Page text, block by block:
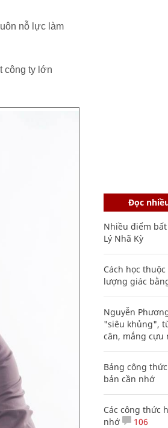
nỗ lực làm
công ty lớn
Đọc
Nhiều điểm
Lý Nhã Kỳ
Cách học
lượng giác
Nguyễn
"siêu khủng",
cân, mắng cựu
Bảng công
bản cần nhớ
Các công thức
nhớ
106